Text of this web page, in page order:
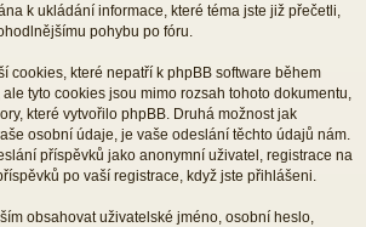
k ukládání informace, které téma jste již přečetli,
pohybu po fóru.
cookies, které nepatří k phpBB software během
tyto cookies jsou mimo rozsah tohoto dokumentu,
které vytvořilo phpBB. Druhá možnost jak
osobní údaje, je vaše odeslání těchto údajů nám.
příspěvků jako anonymní uživatel, registrace na
po vaší registrace, když jste přihlášeni.
obsahovat uživatelské jméno, osobní heslo,